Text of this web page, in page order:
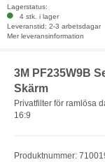
Lagerstatus:
4 stk. i lager
Leveranstid: 2-3 arbetsdagar
Mer leveransinformation
3M PF235W9B
Skärm
Privatfilter för ramlösa
16:9
Produktnummer: